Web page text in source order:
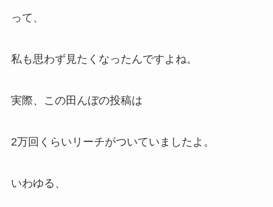
って、
私も思わず見たくなったんですよね。
実際、この田んぼの投稿は
2万回くらいリーチがついていましたよ。
いわゆる、